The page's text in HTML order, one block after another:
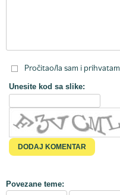
Pročitao/la sam i prihvatam
Unesite kod sa slike:
Povezane teme: